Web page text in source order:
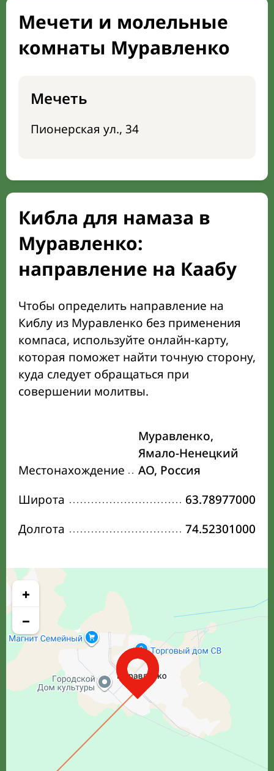
Мечети и молельные
комнаты Муравленко
Мечеть
Пионерская ул., 34
Кибла для намаза в
Муравленко:
направление на Каабу
Чтобы определить направление на
Киблу из Муравленко без применения
компаса, используйте онлайн-карту,
которая поможет найти точную сторону,
куда следует обращаться при
совершении молитвы.
Местонахождение
Муравленко,
Ямало-Ненецкий
АО, Россия
Широта
63.78977000
Долгота
74.52301000
+
−